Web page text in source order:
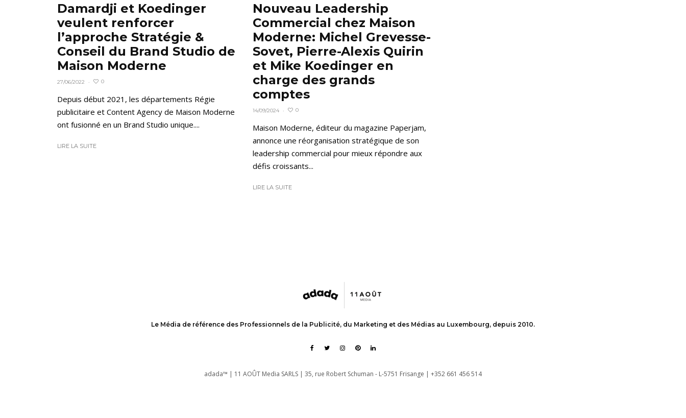
Damardji et Koedinger
veulent renforcer
l’approche Stratégie &
Conseil du Brand Studio de
Maison Moderne
27/06/2022 · 0
Depuis début 2021, les départements Régie
publicitaire et Content Agency de Maison Moderne
ont fusionné en un Brand Studio unique....
LIRE LA SUITE
Nouveau Leadership
Commercial chez Maison
Moderne: Michel Grevesse-
Sovet, Pierre-Alexis Quirin
et Mike Koedinger en
charge des grands
comptes
14/09/2024 · 0
Maison Moderne, éditeur du magazine Paperjam,
annonce une réorganisation stratégique de son
leadership commercial pour mieux répondre aux
défis croissants...
LIRE LA SUITE
Le Média de référence des Professionnels de la Publicité, du Marketing et des Médias au Luxembourg, depuis 2010.
adada™ | 11 AOÛT Media SARLS | 35, rue Robert Schuman - L-5751 Frisange | +352 661 456 514